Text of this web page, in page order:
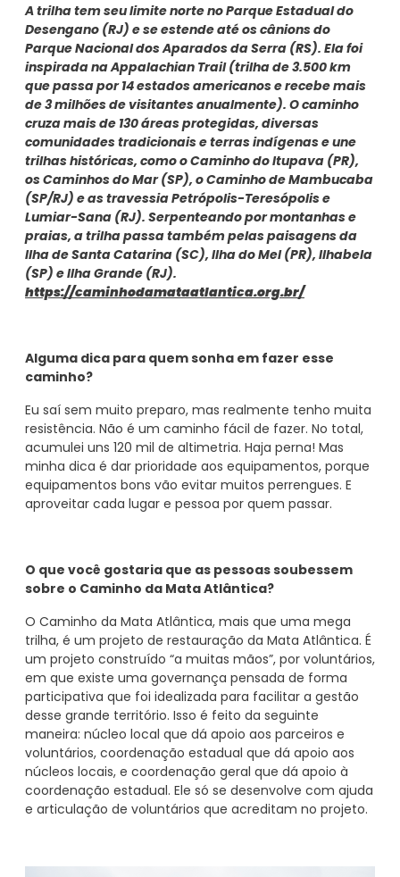
A trilha tem seu limite norte no Parque Estadual do
Desengano (RJ) e se estende até os cânions do
Parque Nacional dos Aparados da Serra (RS). Ela foi
inspirada na Appalachian Trail (trilha de 3.500 km
que passa por 14 estados americanos e recebe mais
de 3 milhões de visitantes anualmente). O caminho
cruza mais de 130 áreas protegidas, diversas
comunidades tradicionais e terras indígenas e une
trilhas históricas, como o Caminho do Itupava (PR),
os Caminhos do Mar (SP), o Caminho de Mambucaba
(SP/RJ) e as travessia Petrópolis-Teresópolis e
Lumiar-Sana (RJ). Serpenteando por montanhas e
praias, a trilha passa também pelas paisagens da
Ilha de Santa Catarina (SC), Ilha do Mel (PR), Ilhabela
(SP) e Ilha Grande (RJ).
https://caminhodamataatlantica.org.br/
Alguma dica para quem sonha em fazer esse
caminho?
Eu saí sem muito preparo, mas realmente tenho muita
resistência. Não é um caminho fácil de fazer. No total,
acumulei uns 120 mil de altimetria. Haja perna! Mas
minha dica é dar prioridade aos equipamentos, porque
equipamentos bons vão evitar muitos perrengues. E
aproveitar cada lugar e pessoa por quem passar.
O que você gostaria que as pessoas soubessem
sobre o Caminho da Mata Atlântica?
O Caminho da Mata Atlântica, mais que uma mega
trilha, é um projeto de restauração da Mata Atlântica. É
um projeto construído “a muitas mãos”, por voluntários,
em que existe uma governança pensada de forma
participativa que foi idealizada para facilitar a gestão
desse grande território. Isso é feito da seguinte
maneira: núcleo local que dá apoio aos parceiros e
voluntários, coordenação estadual que dá apoio aos
núcleos locais, e coordenação geral que dá apoio à
coordenação estadual. Ele só se desenvolve com ajuda
e articulação de voluntários que acreditam no projeto.